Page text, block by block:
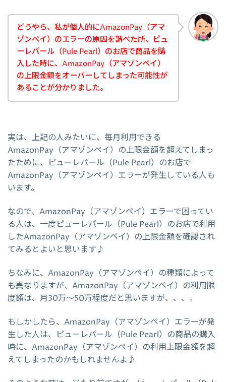
どうやら、私が個人的にAmazonPay（アマ
ゾンペイ）のエラーの原因を調べた所、ピュ
ーレパール（Pule Pearl）のお店で商品を購
入した時に、AmazonPay（アマゾンペイ）
の上限金額をオーバーしてしまった可能性が
あることが分かりました。
実は、上記の人みたいに、毎月利用できる
AmazonPay（アマゾンペイ）の上限金額を超えてしまっ
たために、ピューレパール（Pule Pearl）のお店で
AmazonPay（アマゾンペイ）エラーが発生している人も
います。
なので、AmazonPay（アマゾンペイ）エラーで困ってい
る人は、一度ピューレパール（Pule Pearl）のお店で利用
したAmazonPay（アマゾンペイ）の上限金額を確認され
てみるとよいと思います♪
ちなみに、AmazonPay（アマゾンペイ）の種類によって
も異なりますが、AmazonPay（アマゾンペイ）の利用限
度額は、月30万～50万程度だと思いますが、、、。
もしかしたら、AmazonPay（アマゾンペイ）エラーが発
生した人は、ピューレパール（Pule Pearl）の商品の購入
時に、AmazonPay（アマゾンペイ）の利用上限金額を超
えてしまったのかもしれませんよ♪